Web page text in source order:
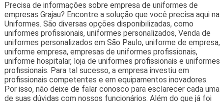
Precisa de informações sobre empresa de uniformes de
empresas Grajau? Encontre a solução que você precisa aqui na
Uniformes. São diversas opções disponibilizadas, como
uniformes profissionais, uniformes personalizados, Venda de
uniformes personalizados em São Paulo, uniforme de empresa,
uniforme empresa, empresas de uniformes profissionais,
uniforme hospitalar, loja de uniformes profissionais e uniformes
profissionais. Para tal sucesso, a empresa investiu em
profissionais competentes e em equipamentos inovadores.
Por isso, não deixe de falar conosco para esclarecer cada uma
de suas dúvidas com nossos funcionários. Além do que já foi